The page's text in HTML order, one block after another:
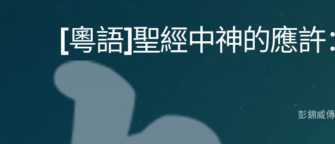
[粵語]聖經中神的應
彭錦威